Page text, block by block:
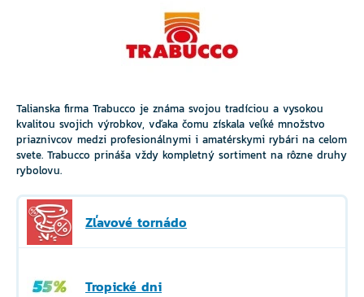
Talianska firma Trabucco je známa svojou tradíciou a vysokou
kvalitou svojich výrobkov, vďaka čomu získala veľké množstvo
priaznivcov medzi profesionálnymi i amatérskymi rybári na celom
svete. Trabucco prináša vždy kompletný sortiment na rôzne druhy
rybolovu.
Zľavové tornádo
Tropické dni